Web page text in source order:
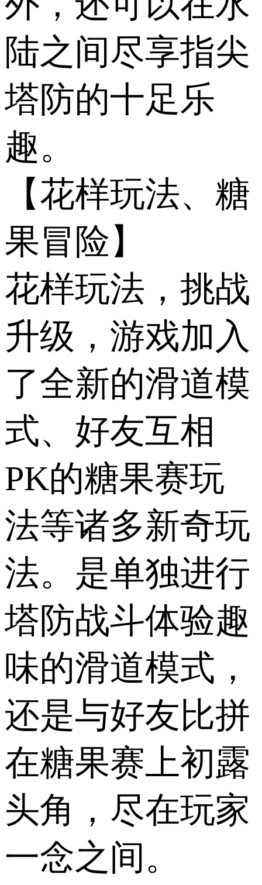
陆之间尽享指尖
塔防的十足乐
趣。
【花样玩法、糖
果冒险】
花样玩法，挑战
升级，游戏加入
了全新的滑道模
式、好友互相
PK的糖果赛玩
法等诸多新奇玩
法。是单独进行
塔防战斗体验趣
味的滑道模式，
还是与好友比拼
在糖果赛上初露
头角，尽在玩家
一念之间。